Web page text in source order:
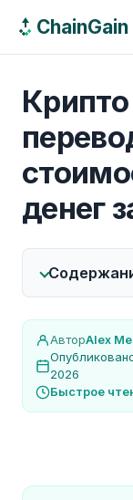
ChainGain
денег
АвторAlex
2026
Быстрое